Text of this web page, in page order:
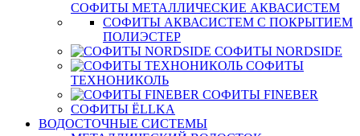
СОФИТЫ МЕТАЛЛИЧЕСКИЕ АКВАСИСТЕМ
СОФИТЫ АКВАСИСТЕМ С ПОКРЫТИЕМ
ПОЛИЭСТЕР
СОФИТЫ NORDSIDE
СОФИТЫ
ТЕХНОНИКОЛЬ
СОФИТЫ FINEBER
СОФИТЫ ЁLLKA
ВОДОСТОЧНЫЕ СИСТЕМЫ